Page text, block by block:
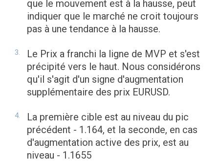
que le mouvement est à la hausse, peut
indiquer que le marché ne croit toujours
pas à une tendance à la hausse.
Le Prix a franchi la ligne de MVP et s'est
précipité vers le haut. Nous considérons
qu'il s'agit d'un signe d'augmentation
supplémentaire des prix EURUSD.
La première cible est au niveau du pic
précédent - 1.164, et la seconde, en cas
d'augmentation active des prix, est au
niveau - 1.1655